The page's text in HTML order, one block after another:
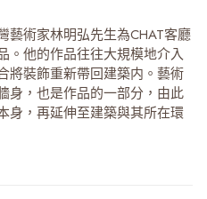
藝術家林明弘先生為CHAT客廳
。他的作品往往大規模地介入
將裝飾重新帶回建築内。藝術
身，也是作品的一部分，由此
身，再延伸至建築與其所在環